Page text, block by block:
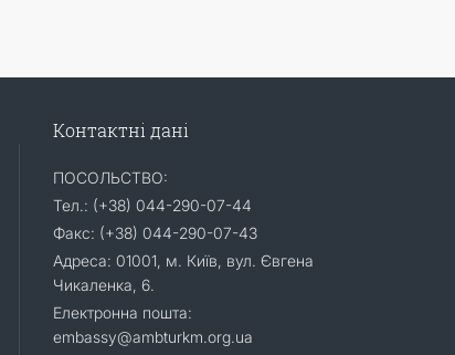
Контактні дані
ПОСОЛЬСТВО:
Тел.: (+38) 044-290-07-44
Факс: (+38) 044-290-07-43
Адреса: 01001, м. Київ, вул. Євгена
Чикаленка, 6.
Електронна пошта:
embassy@ambturkm.org.ua